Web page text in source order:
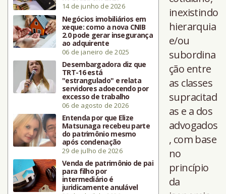
14 de junho de 2026
Negócios imobiliários em
xeque: como a nova CNIB
2.0 pode gerar insegurança
ao adquirente
06 de janeiro de 2025
Desembargadora diz que
TRT-16 está
"estrangulado" e relata
servidores adoecendo por
excesso de trabalho
06 de agosto de 2026
Entenda por que Elize
Matsunaga recebeu parte
do patrimônio mesmo
após condenação
29 de julho de 2026
Venda de patrimônio de pai
para filho por
intermediário é
juridicamente anulável
inexistindo
hierarquia
e/ou
subordina
ção entre
as classes
supracitad
as e a dos
advogados
, com base
no
princípio
da